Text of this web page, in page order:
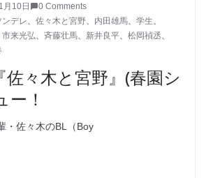
月10日
0 Comments
ンデレ 佐々木と宮野 内田雄馬 学生
市来光弘 斉藤壮馬 新井良平 松岡禎丞
佐々木と宮野』(春園シ
ー！
・佐々木のBL（Boy